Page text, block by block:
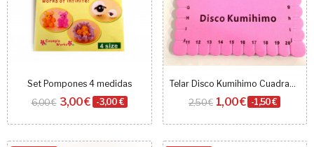
Set Pompones 4 medidas
6,00 € 3,00 € -3,00 €
Telar Disco Kumihimo Cuadrado
2,50 € 1,00 € -1,50 €